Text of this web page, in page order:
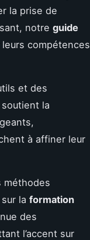
la prise de
notre guide
compétences
et des
la
à affiner leur
méthodes
la formation
des
l’accent sur